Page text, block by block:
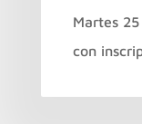
Martes
con